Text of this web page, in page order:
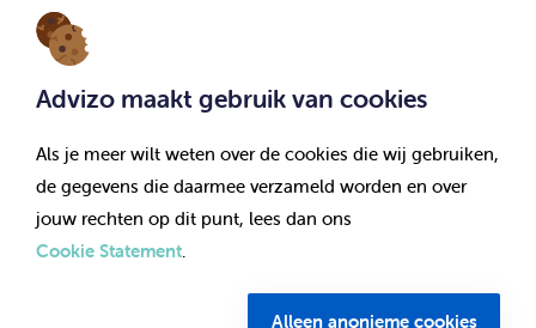
Advizo maakt gebruik van cookies
Als je meer wilt weten over de cookies die wij gebruiken,
de gegevens die daarmee verzameld worden en over
jouw rechten op dit punt, lees dan ons
Cookie Statement
Alleen anonieme cookies
Vestiging Flexpool Advizo Interim